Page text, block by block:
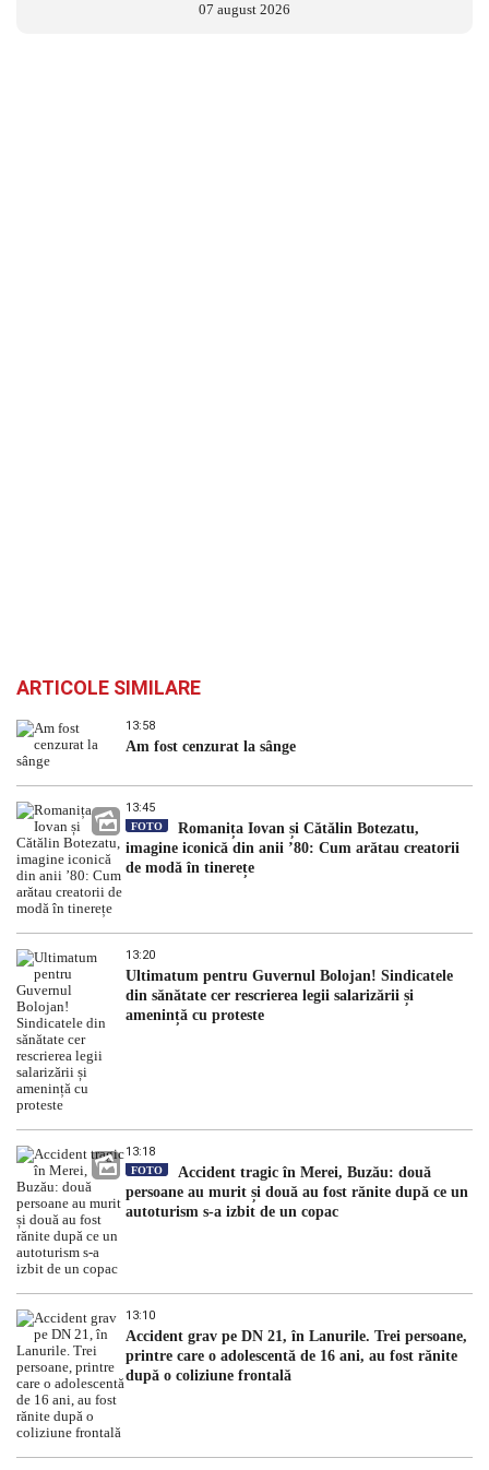
07 august 2026
ARTICOLE SIMILARE
13:58
Am fost cenzurat la sânge
13:45
FOTO
Romanița Iovan și Cătălin Botezatu,
imagine iconică din anii ’80: Cum arătau creatorii
de modă în tinerețe
13:20
Ultimatum pentru Guvernul Bolojan! Sindicatele
din sănătate cer rescrierea legii salarizării și
amenință cu proteste
13:18
FOTO
Accident tragic în Merei, Buzău: două
persoane au murit și două au fost rănite după ce un
autoturism s-a izbit de un copac
13:10
Accident grav pe DN 21, în Lanurile. Trei persoane,
printre care o adolescentă de 16 ani, au fost rănite
după o coliziune frontală